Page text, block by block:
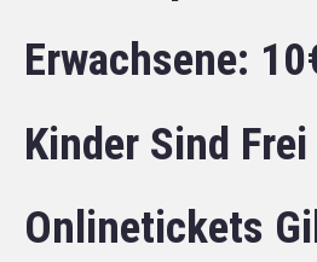
Erwachsene:
Kinder Sind Frei
Onlinetickets